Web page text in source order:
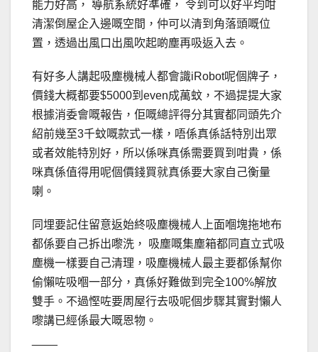
能力好高， 導航系統好準確， 令到可以好平均咁
清潔倒屋企入邊嘅空間，仲可以清到角落頭嘅位
置，透過出風口出風吹起啲塵再吸返入去。
有好多人講起吸塵機械人都會識iRobot呢個牌子，
價錢大概都要$5000到even成萬蚊，不過提提大家
根據消委會嘅報告，佢嘅總評得分其實都同頭先介
紹前幾至3千蚊嘅款式一樣，唔係真係話特別出眾
或者效能特別好，所以係咪真係需要買到咁貴，係
咪真係值得用呢個價錢買就真係要大家自己衡量
喇。
同埋要記住留意返始終吸塵機械人上面嗰塊拖地布
都係要自己拆出嚟洗， 吸塵嘅集塵箱都同直立式吸
塵機一樣要自己清理，吸塵機械人最主要都係幫你
偷懶咗吸嗰一部分，真係好難做到完全100%解放
雙手。不過慳咗要周屋行去吸呢個步驟其實對懶人
嚟講已經係最大嘅恩物。